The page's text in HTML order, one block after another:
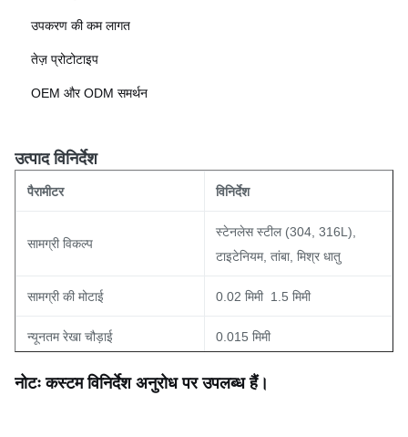
उपकरण की कम लागत
तेज़ प्रोटोटाइप
OEM और ODM समर्थन
उत्पाद विनिर्देश
पैरामीटर विनिर्देश
सामग्री विकल्प
स्टेनलेस स्टील (304, 316L),
टाइटेनियम, तांबा, मिश्र धातु
सामग्री की मोटाई 0.02 मिमी ️ 1.5 मिमी
न्यूनतम रेखा चौड़ाई 0.015 मिमी
न्यूनतम एपर्चर (छेद) 0.03 मिमी
नोटः कस्टम विनिर्देश अनुरोध पर उपलब्ध हैं।